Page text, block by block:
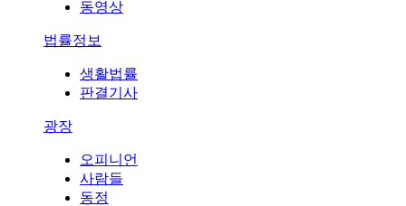
동영상
법률정보
생활법률
판결기사
광장
오피니언
사람들
동정